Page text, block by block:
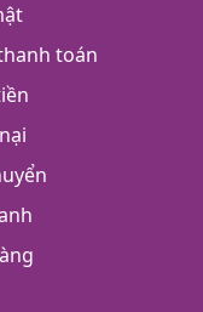
toán